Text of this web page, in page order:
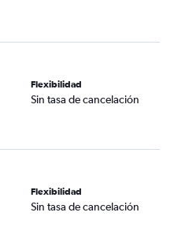
Flexibilidad
Sin tasa de cancelación
Flexibilidad
Sin tasa de cancelación